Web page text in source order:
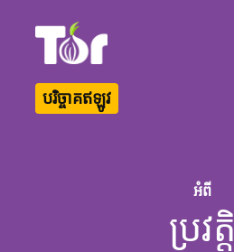
បរិច្ចាគឥឡូវ
អំពី
ប្រវត្តិ